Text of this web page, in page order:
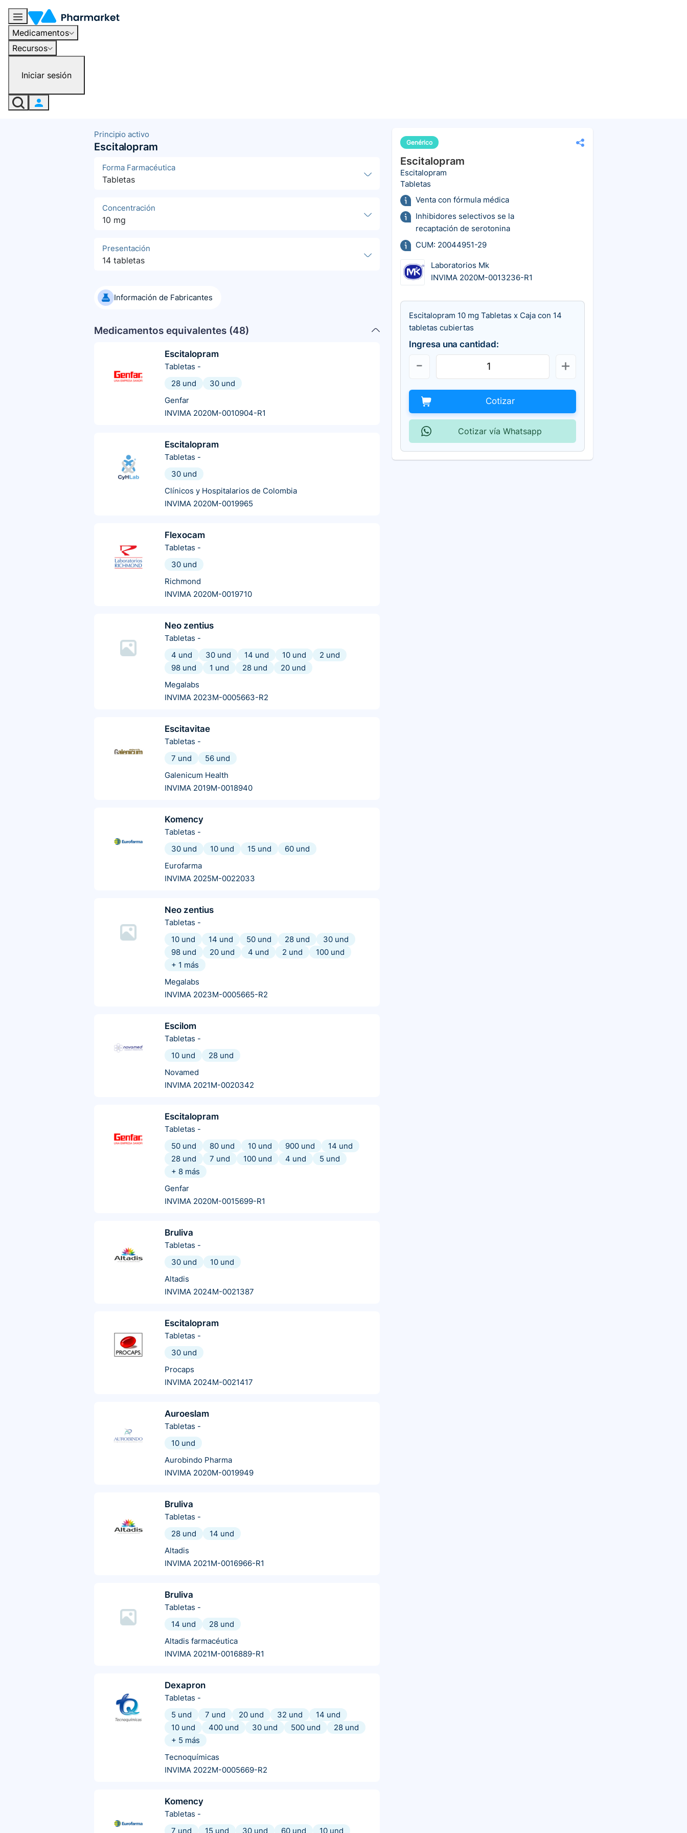
Medicamentos
Recursos
Iniciar sesión
Principio activo
Escitalopram
Forma Farmacéutica
Tabletas
Concentración
10 mg
Presentación
14 tabletas
Información de Fabricantes
Medicamentos equivalentes (48)
Escitalopram
Tabletas -
28 und
30 und
Genfar
INVIMA 2020M-0010904-R1
Escitalopram
Tabletas -
30 und
Clínicos y Hospitalarios de Colombia
INVIMA 2020M-0019965
Flexocam
Tabletas -
30 und
Richmond
INVIMA 2020M-0019710
Neo zentius
Tabletas -
4 und
30 und 14 und 10 und
2 und
98 und
1 und 28 und
20 und
Megalabs
INVIMA 2023M-0005663-R2
Escitavitae
Tabletas -
7 und
56 und
Galenicum Health
INVIMA 2019M-0018940
Komency
Tabletas -
30 und
10 und 15 und
60 und
Eurofarma
INVIMA 2025M-0022033
Neo zentius
Tabletas -
10 und
14 und 50 und 28 und
30 und
98 und
20 und 4 und 2 und
100 und
+ 1 más
Megalabs
INVIMA 2023M-0005665-R2
Escilom
Tabletas -
10 und
28 und
Novamed
INVIMA 2021M-0020342
Escitalopram
Tabletas -
50 und
80 und 10 und 900 und
14 und
28 und
7 und 100 und 4 und
5 und
+ 8 más
Genfar
INVIMA 2020M-0015699-R1
Bruliva
Tabletas -
30 und
10 und
Altadis
INVIMA 2024M-0021387
Escitalopram
Tabletas -
30 und
Procaps
INVIMA 2024M-0021417
Auroeslam
Tabletas -
10 und
Aurobindo Pharma
INVIMA 2020M-0019949
Bruliva
Tabletas -
28 und
14 und
Altadis
INVIMA 2021M-0016966-R1
Bruliva
Tabletas -
14 und
28 und
Altadis farmacéutica
INVIMA 2021M-0016889-R1
Dexapron
Tabletas -
5 und
7 und 20 und 32 und
14 und
10 und
400 und 30 und 500 und
28 und
+ 5 más
Tecnoquímicas
INVIMA 2022M-0005669-R2
Komency
Tabletas -
7 und
15 und 30 und 60 und 10 und
Genérico
Escitalopram
Escitalopram
Tabletas
Venta con fórmula médica
Inhibidores selectivos se la
recaptación de serotonina
CUM: 20044951-29
Laboratorios Mk
INVIMA 2020M-0013236-R1
Escitalopram 10 mg Tabletas x Caja con 14
tabletas cubiertas
Ingresa una cantidad:
Cotizar
Cotizar vía Whatsapp